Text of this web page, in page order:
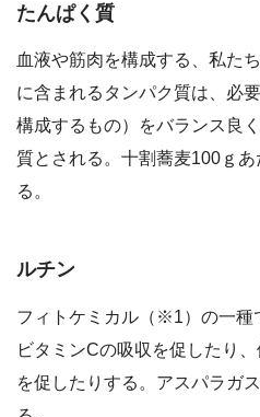
たんぱく質
血液や筋肉を構成する、私た
に含まれるタンパク質は、必
構成するもの）をバランス良
質とされる。十割蕎麦100ｇ
る。
ルチン
フィトケミカル（※1）の一種
ビタミンCの吸収を促したり
を促したりする。アスパラガ